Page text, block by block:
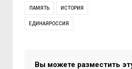
ПАМЯТЬ ИСТОРИЯ
ЕДИНАЯРОССИЯ
Вы можете разместить